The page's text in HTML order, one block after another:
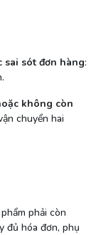
sai sót đơn hàng:
không còn
chuyển hai
phải còn
đủ hóa đơn, phụ